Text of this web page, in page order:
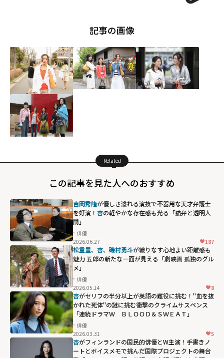
記事の画像
Related
この記事を見た人へのおすすめ
吉岡秀隆が優しさ溢れる演技で不器用な天才弁護士
を好演！ 杏の軽やかな存在感も光る「猫弁と透明人
間」
俳優
2026.06.27
187
松重豊、 杏、 磯村勇斗が織りなす心地よい距離感も
魅力 五郎の新たな一面が見える「劇映画 孤独のグル
メ」
俳優
2026.05.14
8
杏がセリフの半分以上が英語の難役に挑む！"血を抜
かれた死体"の謎に挑む衝撃のクライムサスペンス
「連続ドラマＷ ＢＬＯＯＤ＆ＳＷＥＡＴ」
俳優
2026.03.31
5
杏がフィンランドの国民的俳優とW主演！手書きノ
ートとボイスメモで挑んだ国際プロジェクトの舞台